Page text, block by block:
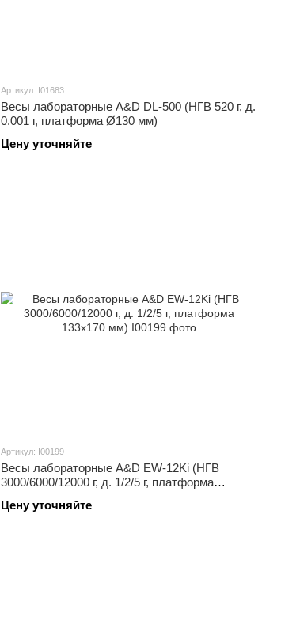
Артикул: I01683
Весы лабораторные A&D DL-500 (НГВ 520 г, д.
0.001 г, платформа Ø130 мм)
Цену уточняйте
Артикул: I00199
Весы лабораторные A&D EW-12Ki (НГВ
3000/6000/12000 г, д. 1/2/5 г, платформа
Цену уточняйте